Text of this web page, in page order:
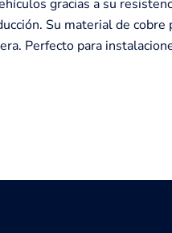
gracias a su
Su material de
Perfecto para